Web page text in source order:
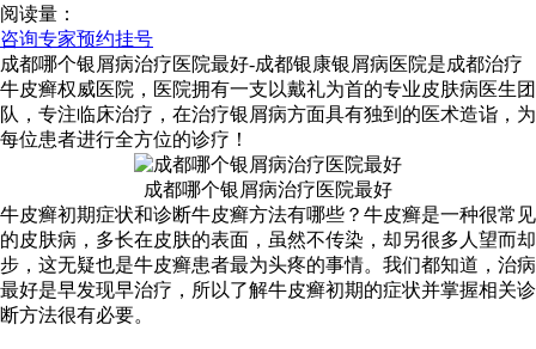
阅读量：
咨询专家预约挂号
成都哪个银屑病治疗医院最好-成都银康银屑病医院是成都治疗
牛皮癣权威医院，医院拥有一支以戴礼为首的专业皮肤病医生团
队，专注临床治疗，在治疗银屑病方面具有独到的医术造诣，为
每位患者进行全方位的诊疗！
成都哪个银屑病治疗医院最好
牛皮癣初期症状和诊断牛皮癣方法有哪些？牛皮癣是一种很常见
的皮肤病，多长在皮肤的表面，虽然不传染，却另很多人望而却
步，这无疑也是牛皮癣患者最为头疼的事情。我们都知道，治病
最好是早发现早治疗，所以了解牛皮癣初期的症状并掌握相关诊
断方法很有必要。